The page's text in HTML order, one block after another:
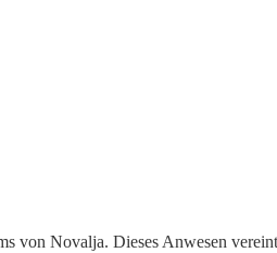
von Novalja. Dieses Anwesen